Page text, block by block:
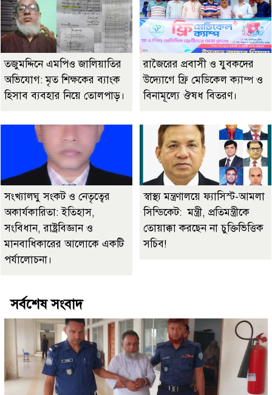
তজুমদ্দিনে এমপিও জালিয়াতির
অভিযোগ: মৃত শিক্ষকের ব্যাংক
হিসাব ব্যবহার নিয়ে তোলপাড়।
রাজৈরের‌ প্রবাসী ও যুবকদের
উদ্যোগে ফ্রি মেডিকেল ক্যাম্প ও
বিনামূল্যে ঔষধ বিতরণ।
সংখ্যালঘু সংকট ও নেতৃত্বের
অকার্যকারিতা: ইতিহাস,
সংবিধান, রাষ্ট্রবিজ্ঞান ও
মানবাধিকারের আলোকে একটি
পর্যালোচনা।
স্বাস্থ্য মন্ত্রণালয়ে ফ্যাসিস্ট-আমলা
সিন্ডিকেট: মন্ত্রী, প্রতিমন্ত্রীকে
তোয়াক্কা করছেন না চুক্তিভিত্তিক
সচিব!
সর্বশেষ সংবাদ